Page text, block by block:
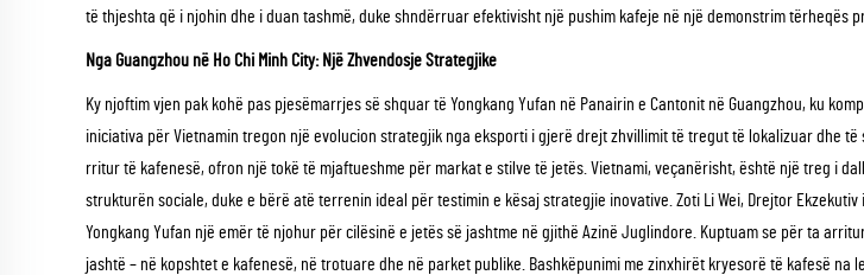
të thjeshta që i njohin dhe i duan tashmë, duke shndërruar efektivisht një pushim kafeje në një demonstrim tërheqës
Nga Guangzhou në Ho Chi Minh City: Një Zhvendosje Strategjike
Ky njoftim vjen pak kohë pas pjesëmarrjes së shquar të Yongkang Yufan në Panairin e Cantonit në Guangzhou, ku
iniciativa për Vietnamin tregon një evolucion strategjik nga eksporti i gjerë drejt zhvillimit të tregut të lokalizuar dhe
rritur të kafenesë, ofron një tokë të mjaftueshme për markat e stilve të jetës. Vietnami, veçanërisht, është një treg i
strukturën sociale, duke e bërë atë terrenin ideal për testimin e kësaj strategjie inovative. Zoti Li Wei, Drejtor
Yongkang Yufan një emër të njohur për cilësinë e jetës së jashtme në gjithë Azinë Juglindore. Kuptuam se për ta
jashtë – në kopshtet e kafenesë, në trotuare dhe në parket publike. Bashkëpunimi me zinxhirët kryesorë të kafesë